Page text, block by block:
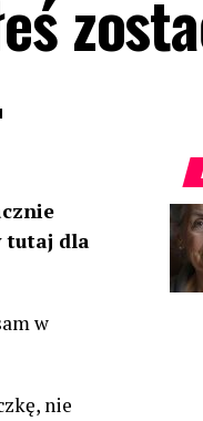
tutaj dla
w
nie